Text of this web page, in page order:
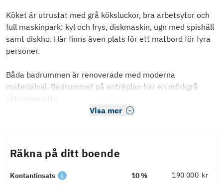
Köket är utrustat med grå köksluckor, bra arbetsytor och
full maskinpark: kyl och frys, diskmaskin, ugn med spishäll
samt diskho. Här finns även plats för ett matbord för fyra
personer.
Båda badrummen är renoverade med moderna
materialval. Badrummet på entréplan har en mörkgrå
våtrumsmatta
Visa mer
Räkna på ditt boende
Kontantinsats 10 % kr